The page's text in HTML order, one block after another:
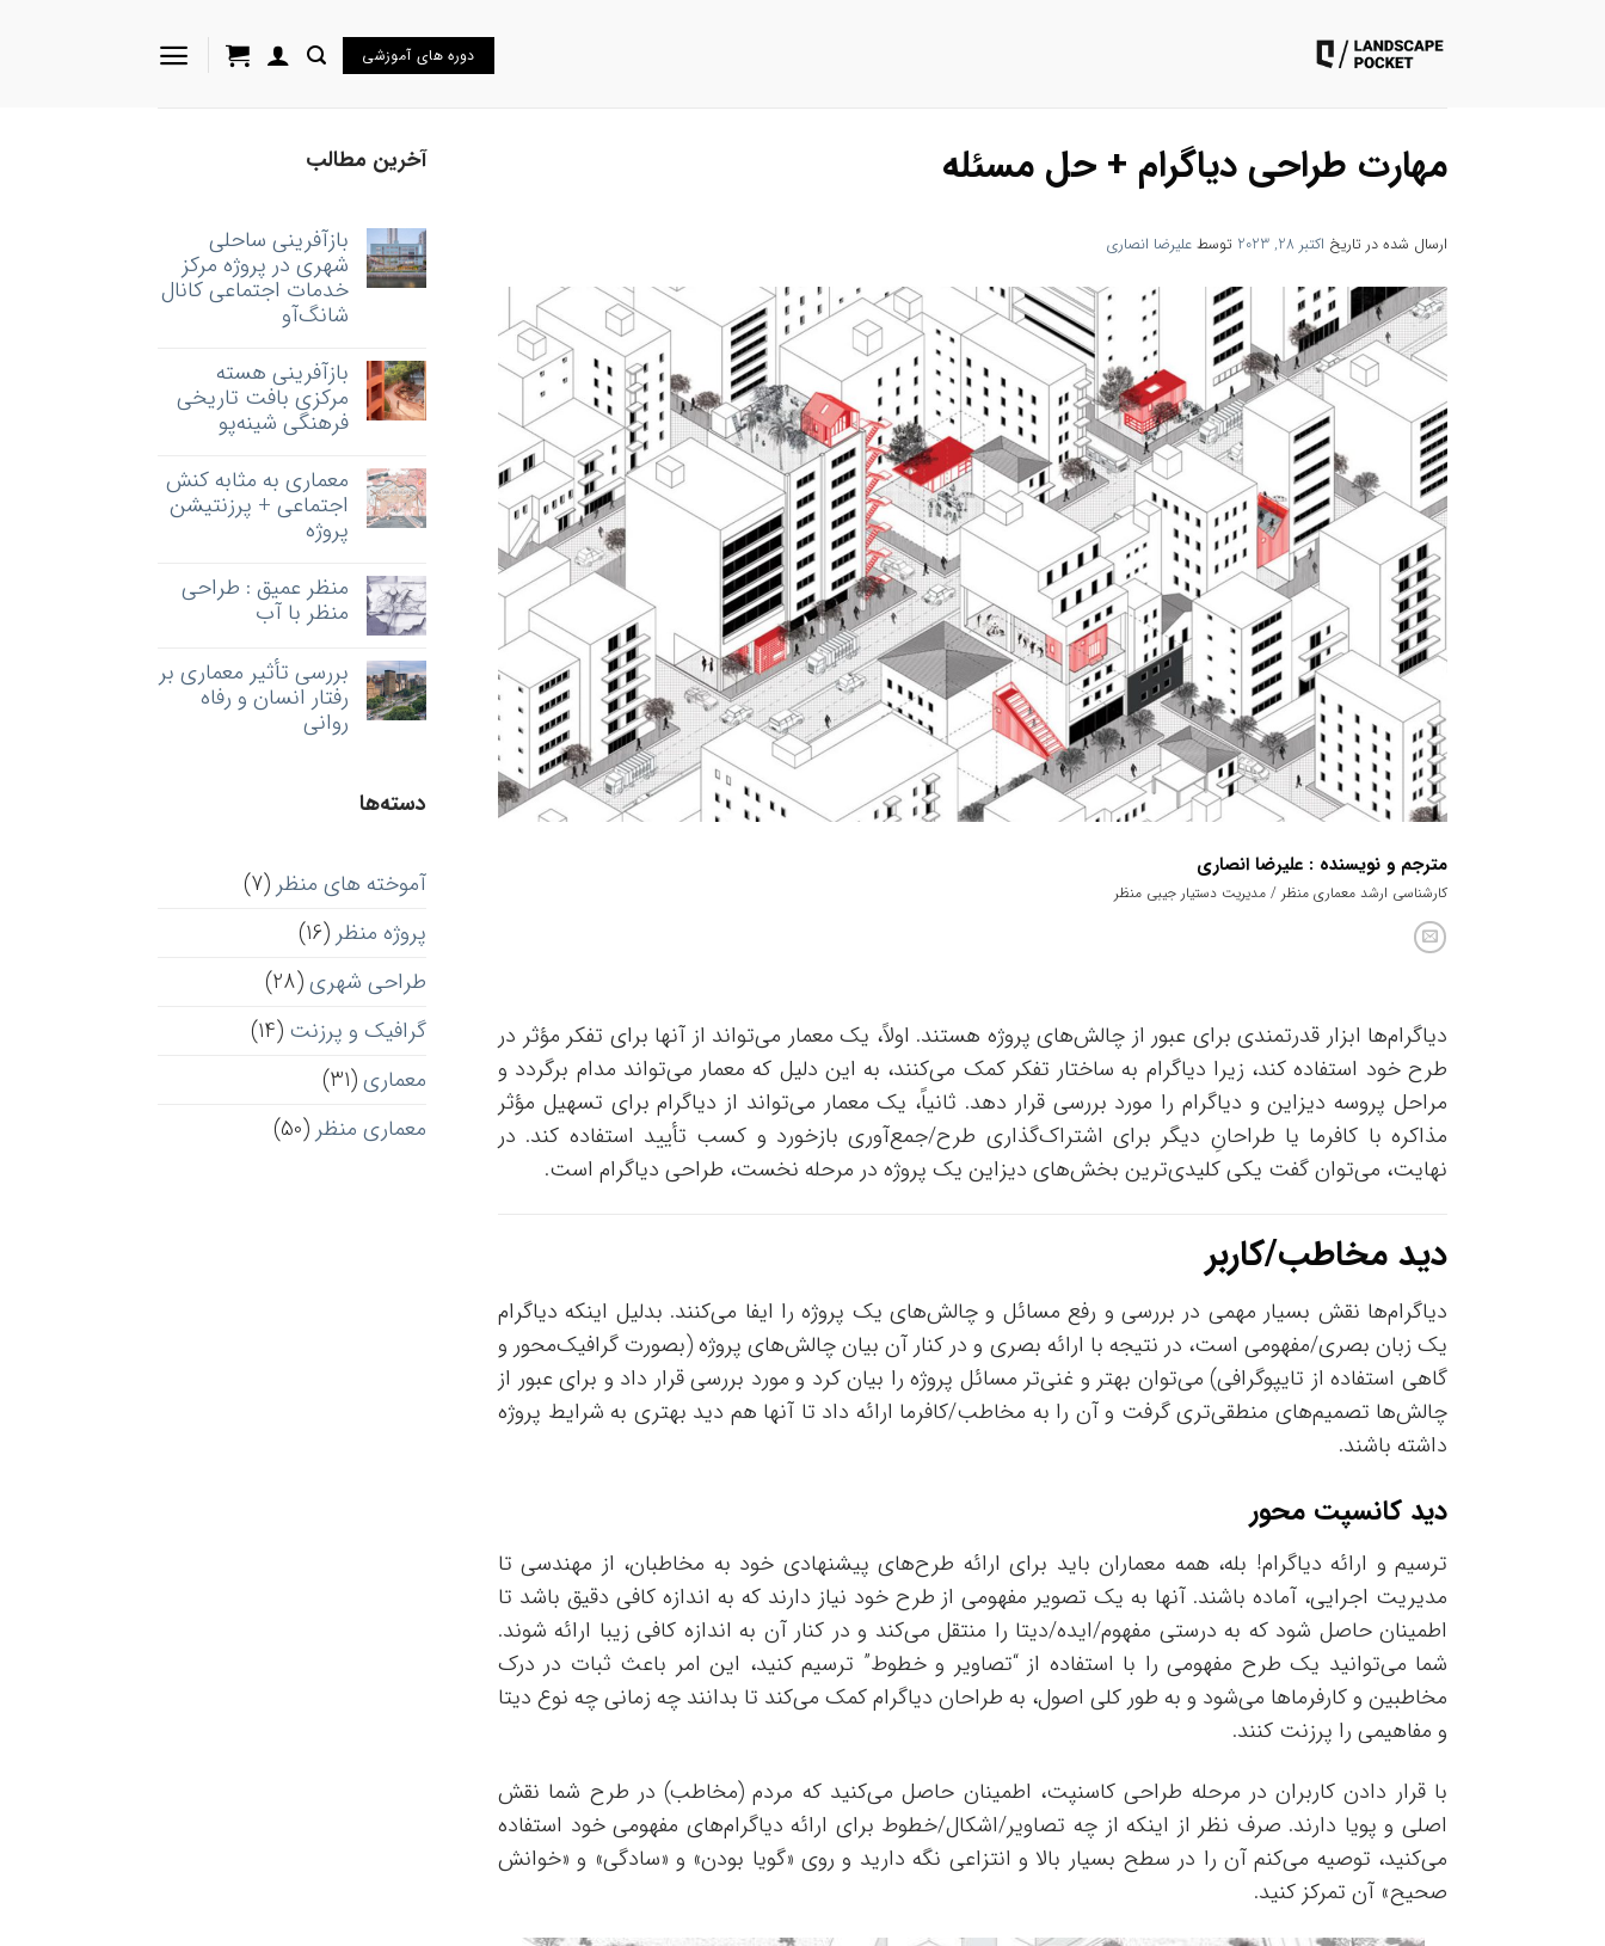
دوره های آموزشی
مهارت طراحی دیاگرام + حل مسئله
ارسال شده در تاریخ اکتبر 28, 2023 توسط علیرضا انصاری
مترجم و نویسنده : علیرضا انصاری
کارشناسی ارشد معماری منظر / مدیریت دستیار جیبی منظر
دیاگرام‌ها ابزار قدرتمندی برای عبور از چالش‌های پروژه هستند. اولاً، یک معمار می‌تواند از آنها برای تفکر مؤثر در
طرح خود استفاده کند، زیرا دیاگرام‌ به ساختار تفکر کمک می‌کنند، به این دلیل که معمار می‌تواند مدام برگردد و
مراحل پروسه دیزاین و دیاگرام را مورد بررسی قرار دهد. ثانیاً، یک معمار می‌تواند از دیاگرام‌ برای تسهیل مؤثر
مذاکره با کافرما یا طراحانِ دیگر برای اشتراک‌گذاری طرح/جمع‌آوری بازخورد و کسب تأیید استفاده کند. در
نهایت، می‌توان گفت یکی کلیدی‌ترین بخش‌های دیزاین یک پروژه در مرحله نخست، طراحی دیاگرام است.
دید مخاطب/کاربر
دیاگرام‌‌ها نقش بسیار مهمی در بررسی و رفع مسائل و چالش‌های یک پروژه‌ را ایفا می‌کنند. بدلیل اینکه دیاگرام
یک زبان بصری/مفهومی است، در نتیجه با ارائه بصری و در کنار آن بیان چالش‌های پروژه (بصورت گرافیک‌محور و
گاهی استفاده از تایپوگرافی) می‌توان بهتر و غنی‌تر مسائل پروژه را بیان کرد و مورد بررسی قرار داد و برای عبور از
چالش‌ها تصمیم‌های منطقی‌تری گرفت و آن را به مخاطب/کافرما ارائه داد تا آنها هم دید بهتری به شرایط پروژه
داشته باشند.
دید کانسپت محور
ترسیم و ارائه دیاگرام! بله، همه معماران باید برای ارائه طرح‌های پیشنهادی خود به مخاطبان، از مهندسی تا
مدیریت اجرایی، آماده باشند. آنها به یک تصویر مفهومی از طرح خود نیاز دارند که به اندازه کافی دقیق باشد تا
اطمینان حاصل شود که به درستی مفهوم/ایده/دیتا را منتقل می‌کند و در کنار آن به اندازه کافی زیبا ارائه شوند.
شما می‌توانید یک طرح مفهومی را با استفاده از “تصاویر و خطوط” ترسیم کنید، این امر باعث ثبات در درک
مخاطبین و کارفرماها می‌شود و به طور کلی اصول، به طراحان دیاگرام کمک می‌کند تا بدانند چه زمانی چه نوع دیتا
و مفاهیمی را پرزنت کنند.
با قرار دادن کاربران در مرحله طراحی کاسنپت، اطمینان حاصل می‌کنید که مردم (مخاطب) در طرح شما نقش
اصلی و پویا دارند. صرف نظر از اینکه از چه تصاویر/اشکال/خطوط برای ارائه دیاگرام‌های مفهومی خود استفاده‌
می‌کنید، توصیه می‌کنم آن را در سطح بسیار بالا و انتزاعی نگه دارید و روی «گویا بودن» و «سادگی» و «خوانش
صحیح» آن تمرکز کنید.
آخرین مطالب
بازآفرینی ساحلی
شهری در پروژه مرکز
خدمات اجتماعی کانال
شانگ‌آو
بازآفرینی هسته‌
مرکزی بافت تاریخی
فرهنگی شینه‌پو
معماری به‌ مثابه کنش
اجتماعی + پرزنتیشن
پروژه
منظر عمیق : طراحی
منظر با آب
بررسی تأثیر معماری بر
رفتار انسان و رفاه
روانی
دسته‌ها
آموخته های منظر (7)
پروژه منظر (16)
طراحی شهری(28)
گرافیک و پرزنت (14)
معماری(31)
معماری منظر (50)